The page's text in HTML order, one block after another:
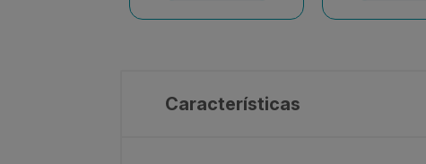
Características